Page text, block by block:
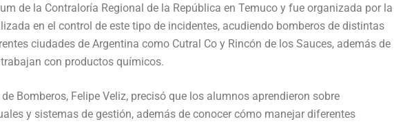
de la Contraloría Regional de la República en Temuco y fue organizada por la
en el control de este tipo de incidentes, acudiendo bomberos de distintas
ciudades de Argentina como Cutral Co y Rincón de los Sauces, además de
con productos químicos.
Bomberos, Felipe Veliz, precisó que los alumnos aprendieron sobre
y sistemas de gestión, además de conocer cómo manejar diferentes